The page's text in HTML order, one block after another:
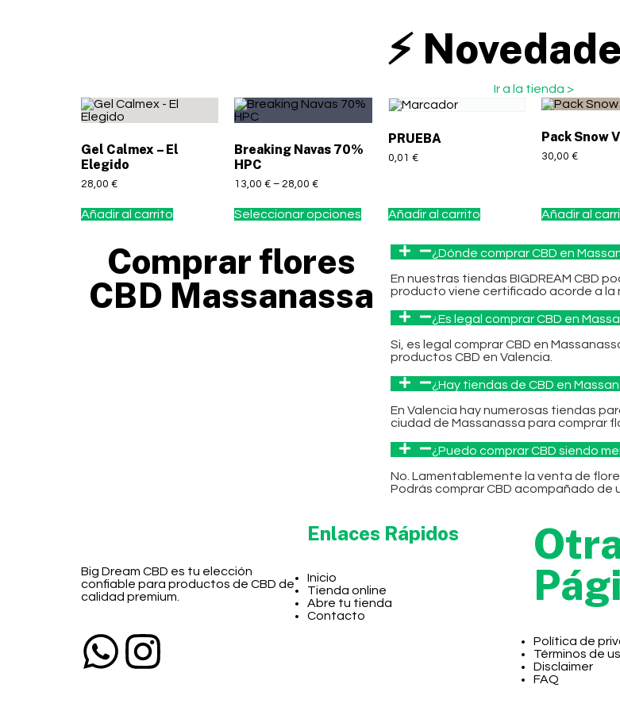
⚡
Ir a la tienda >
Gel Calmex – El
Elegido
28,00 €
Añadir al carrito
Breaking Navas 70%
HPC
13,00€ –28,00€
Seleccionar opciones
PRUEBA
0,01 €
Añadir al carrito
Pack Snow
30,00 €
Añadir al
Comprar flores
CBD Massanassa
¿Dónde comprar CBD en
En nuestras tiendas BIGDREAM CBD
producto viene certificado acorde a la
¿Es legal comprar CBD en
Si, es legal comprar CBD en
productos CBD en Valencia.
¿Hay tiendas de CBD en
En Valencia hay numerosas tiendas
ciudad de Massanassa para comprar
¿Puedo comprar CBD siendo
No. Lamentablemente la venta de
Podrás comprar CBD acompañado de
Big Dream CBD es tu elección
confiable para productos de CBD de
calidad premium.
Enlaces Rápidos
Inicio
Tienda online
Abre tu tienda
Contacto
Política de
Términos de
Disclaimer
FAQ